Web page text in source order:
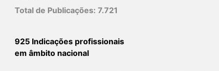
Total de Publicações: 7.721
925 Indicações profissionais
em âmbito nacional